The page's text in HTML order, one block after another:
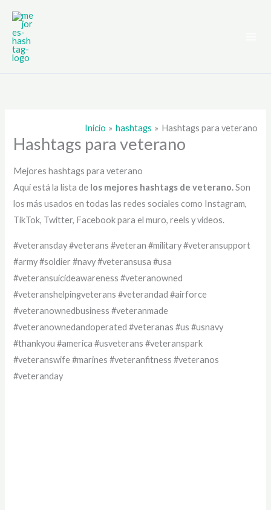
contenido
Inicio hashtags Hashtags para veterano
Hashtags para veterano
Mejores hashtags para veterano
Aquí está la lista de los mejores hashtags deveterano.Son
los más usados en todas las redes sociales como Instagram,
TikTok, Twitter, Facebook para el muro, reels y videos.
#veteransday #veterans #veteran #military #veteransupport
#army #soldier #navy #veteransusa #usa
#veteransuicideawareness #veteranowned
#veteranshelpingveterans #veterandad #airforce
#veteranownedbusiness #veteranmade
#veteranownedandoperated #veteranas #us #usnavy
#thankyou #america #usveterans #veteranspark
#veteranswife #marines #veteranfitness #veteranos
#veteranday